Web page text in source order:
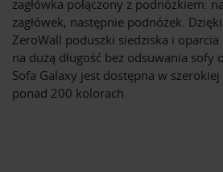
zagłówka połączony z podnóżkiem:
zagłówek, następnie podnóżek.
ZeroWall poduszki siedziska i
na dużą długość bez odsuwania sofy
Sofa Galaxy jest dostępna w
ponad 200 kolorach.